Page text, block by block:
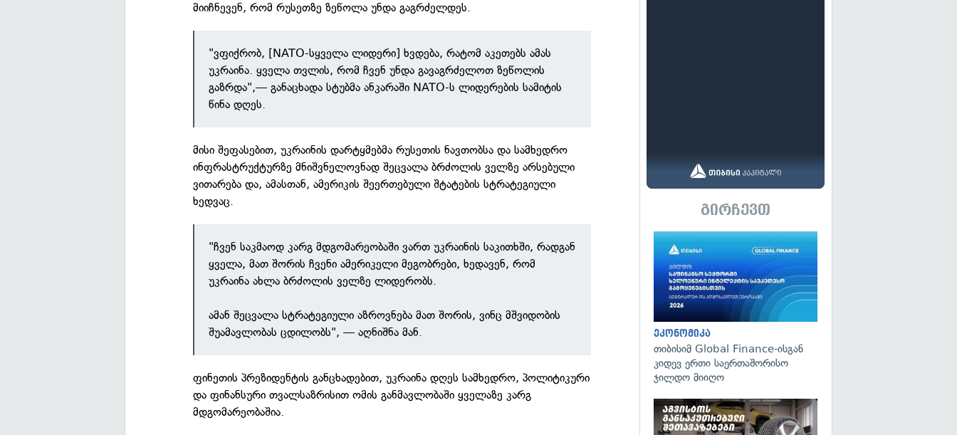
მიიჩნევენ, რომ რუსეთზე ზეწოლა უნდა გაგრძელდეს.
"ვფიქრობ, [NATO-სყველა ლიდერი] ხვდება, რატომ აკეთებს ამას
უკრაინა. ყველა თვლის, რომ ჩვენ უნდა გავაგრძელოთ ზეწოლის
გაზრდა",— განაცხადა სტუბმა ანკარაში NATO-ს ლიდერების სამიტის
წინა დღეს.
მისი შეფასებით, უკრაინის დარტყმებმა რუსეთის ნავთობსა და სამხედრო
ინფრასტრუქტურზე მნიშვნელოვნად შეცვალა ბრძოლის ველზე არსებული
ვითარება და, ამასთან, ამერიკის შეერთებული შტატების სტრატეგიული
ხედვაც.
"ჩვენ საკმაოდ კარგ მდგომარეობაში ვართ უკრაინის საკითხში, რადგან
ყველა, მათ შორის ჩვენი ამერიკელი მეგობრები, ხედავენ, რომ
უკრაინა ახლა ბრძოლის ველზე ლიდერობს.
ამან შეცვალა სტრატეგიული აზროვნება მათ შორის, ვინც მშვიდობის
შუამავლობას ცდილობს", — აღნიშნა მან.
ფინეთის პრეზიდენტის განცხადებით, უკრაინა დღეს სამხედრო, პოლიტიკური
და ფინანსური თვალსაზრისით ომის განმავლობაში ყველაზე კარგ
მდგომარეობაშია.
გირჩევთ
ეკონომიკა
თიბისიმ Global Finance-ისგან
კიდევ ერთი საერთაშორისო
ჯილდო მიიღო